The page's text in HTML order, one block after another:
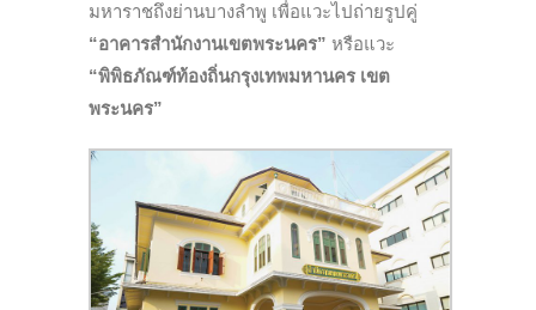
มหาราชถึงย่านบางลำพู เพื่อแวะไปถ่ายรูปคู่
“อาคารสำนักงานเขตพระนคร” หรือแวะ
“พิพิธภัณฑ์ท้องถิ่นกรุงเทพมหานคร เขต
พระนคร”